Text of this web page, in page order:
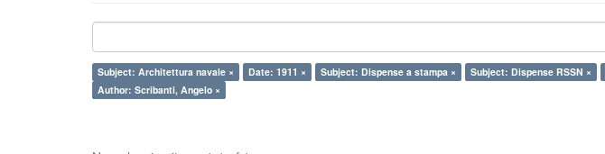
Subject: Architettura navale × Date: 1911 × Subject: Dispense a stampa × Subject: Dispense RSSN ×
Author: Scribanti, Angelo ×